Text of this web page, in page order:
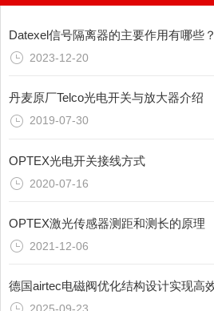
Datexel信号隔离器的主要作用有哪些？
2023-12-20
丹麦原厂Telco光电开关与放大器介绍
2019-07-30
OPTEX光电开关接线方式
2020-07-16
OPTEX激光传感器测距和测长的原理
2021-12-06